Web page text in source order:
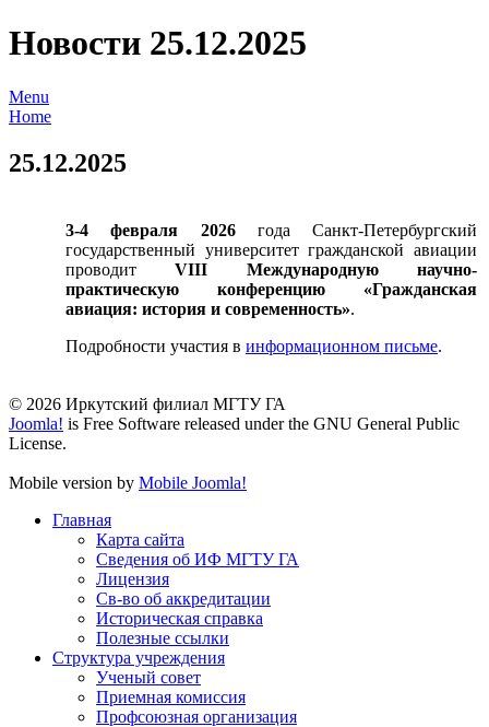
Новости 25.12.2025
Menu
Home
25.12.2025
3-4 февраля 2026года Санкт-Петербургский
государственный университет гражданской авиации
проводитVIII Международную научно-
практическую конференцию «Гражданская
авиация: история и современность».
Подробности участия в информационном письме.
© 2026 Иркутский филиал МГТУ ГА
Joomla! is Free Software released under the GNU General Public
License.
Mobile version by Mobile Joomla!
Главная
Карта сайта
Сведения об ИФ МГТУ ГА
Лицензия
Св-во об аккредитации
Историческая справка
Полезные ссылки
Структура учреждения
Ученый совет
Приемная комиссия
Профсоюзная организация